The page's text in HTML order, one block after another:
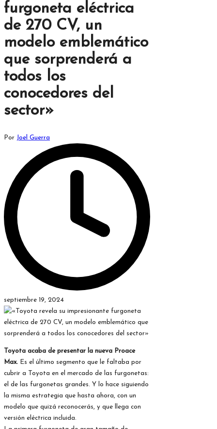
furgoneta eléctrica
de 270 CV, un
modelo emblemático
que sorprenderá a
todos los
conocedores del
sector»
Publicado
Por Joel Guerra
septiembre 19, 2024
Toyota acaba de presentar la nueva Proace
Max. Es el último segmento que le faltaba por
cubrir a Toyota en el mercado de las furgonetas:
el de las furgonetas grandes. Y lo hace siguiendo
la misma estrategia que hasta ahora, con un
modelo que quizá reconocerás, y que llega con
versión eléctrica incluida.